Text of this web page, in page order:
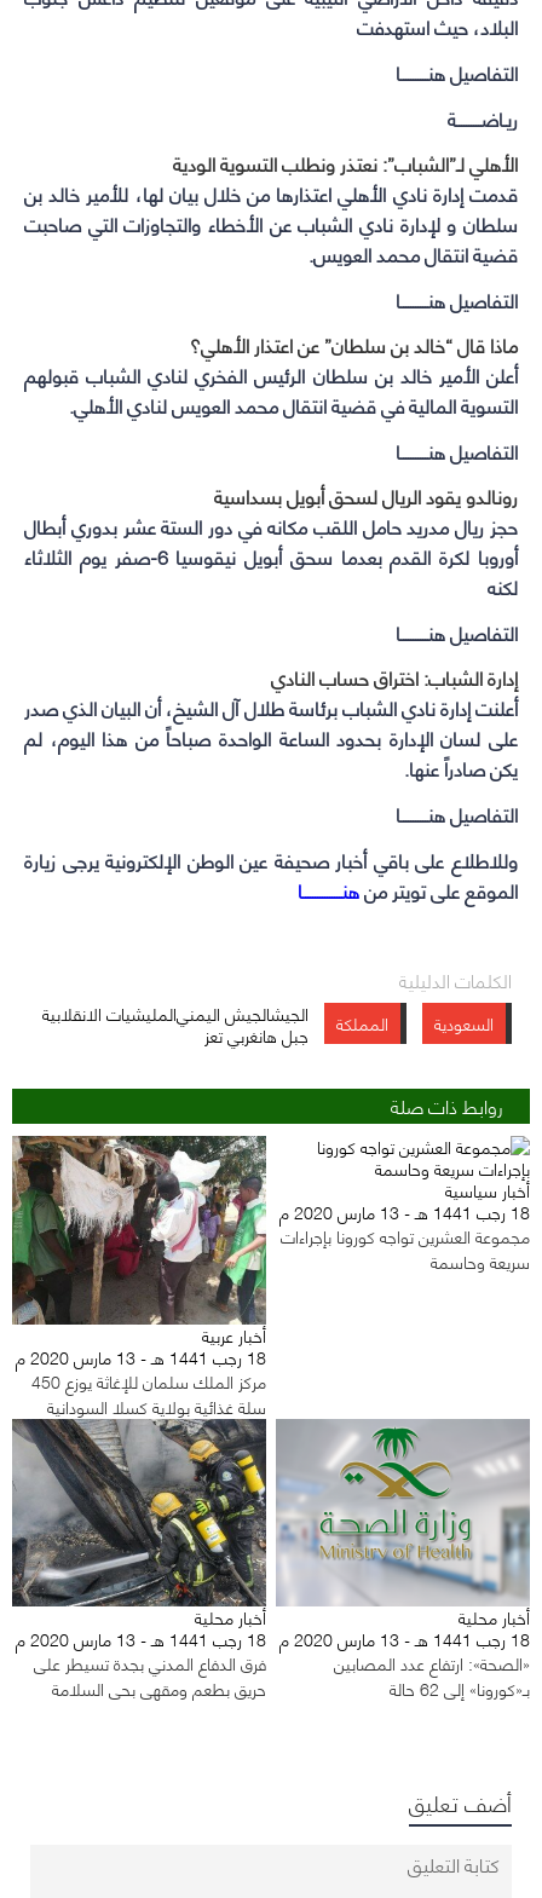
البلاد، حيث استهدفت
التفاصيل هنـــــــــــا
ريـاضــــــــــة
الأهلي لـ”الشباب”: نعتذر ونطلب التسوية الودية
قدمت إدارة نادي الأهلي اعتذارها من خلال بيان لها، للأمير خالد بن
سلطان و لإدارة نادي الشباب عن الأخطاء والتجاوزات التي صاحبت
قضية انتقال محمد العويس.
التفاصيل هنـــــــــــا
ماذا قال “خالد بن سلطان” عن اعتذار الأهلي؟
أعلن الأمير خالد بن سلطان الرئيس الفخري لنادي الشباب قبولهم
التسوية المالية في قضية انتقال محمد العويس لنادي الأهلي.
التفاصيل هنـــــــــــا
رونالدو يقود الريال لسحق أبويل بسداسية
حجز ريال مدريد حامل اللقب مكانه في دور الستة عشر بدوري أبطال
أوروبا لكرة القدم بعدما سحق أبويل نيقوسيا 6-صفر يوم الثلاثاء
لكنه
التفاصيل هنـــــــــــا
إدارة الشباب: اختراق حساب النادي
أعلنت إدارة نادي الشباب برئاسة طلال آل الشيخ، أن البيان الذي صدر
على لسان الإدارة بحدود الساعة الواحدة صباحاً من هذا اليوم، لم
يكن صادراً عنها.
التفاصيل هنـــــــــــا
وللاطلاع على باقي أخبار صحيفة عين الوطن الإلكترونية يرجى زيارة
الموقع على تويتر منهنــــــــــــــــا
الكلمات الدليلية
الجيشالجيش اليمني السعودية المليشيات الانقلابية المملكة جبل هانغربي تعز
روابط ذات صلة
أخبار سياسية
18 رجب 1441 هـ - 13 مارس 2020 م
مجموعة العشرين تواجه كورونا بإجراءات
سريعة وحاسمة
أخبار عربية
18 رجب 1441 هـ - 13 مارس 2020 م
مركز الملك سلمان للإغاثة يوزع 450
سلة غذائية بولاية كسلا السودانية
أخبار محلية
18 رجب 1441 هـ - 13 مارس 2020 م
«الصحة»: ارتفاع عدد المصابين
بـ«كورونا» إلى 62 حالة
أخبار محلية
18 رجب 1441 هـ - 13 مارس 2020 م
فرق الدفاع المدني بجدة تسيطر على
حريق بطعم ومقهى بحي السلامة
أضف تعليق